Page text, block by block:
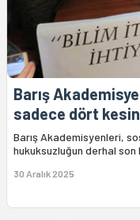
Barış
sadece dört
Barış Akademisyenleri,
hukuksuzluğun derhal son
30 Aralık 2025